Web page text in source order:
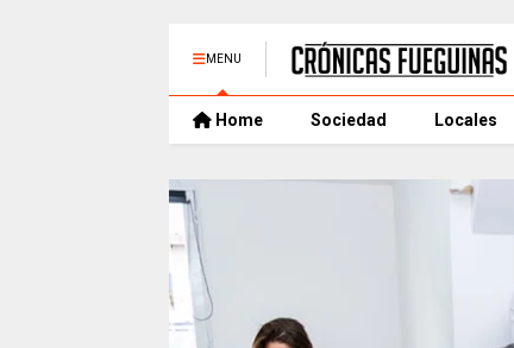
MENU
Home Sociedad Locales